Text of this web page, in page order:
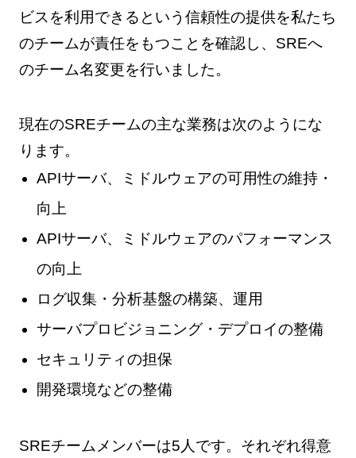
ビスを利用できるという信頼性の提供を私たち
のチームが責任をもつことを確認し、SREへ
のチーム名変更を行いました。
現在のSREチームの主な業務は次のようにな
ります。
APIサーバ、ミドルウェアの可用性の維持・
向上
APIサーバ、ミドルウェアのパフォーマンス
の向上
ログ収集・分析基盤の構築、運用
サーバプロビジョニング・デプロイの整備
セキュリティの担保
開発環境などの整備
SREチームメンバーは5人です。それぞれ得意